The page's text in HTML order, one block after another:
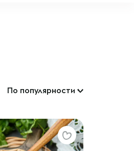
По популярности